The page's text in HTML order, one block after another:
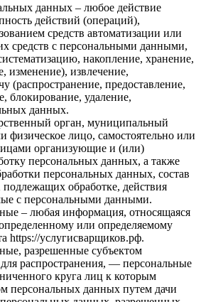
данных – любое действие
действий (операций),
средств автоматизации или
средств с персональными данными,
накопление, хранение,
изменение), извлечение,
(распространение, предоставление,
блокирование, удаление,
данных.
орган, муниципальный
физическое лицо, самостоятельно или
организующие и (или)
персональных данных, а также
персональных данных, состав
обработке, действия
с персональными данными.
– любая информация, относящаяся
или определяемому
https://услугисварщиков.рф.
разрешенные субъектом
распространения, — персональные
круга лиц к которым
персональных данных путем дачи